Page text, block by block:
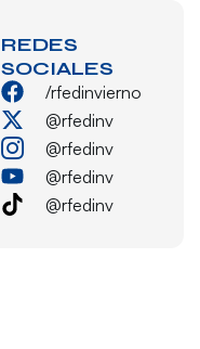
REDES
SOCIALES
/rfedinvierno
@rfedinv
@rfedinv
@rfedinv
@rfedinv